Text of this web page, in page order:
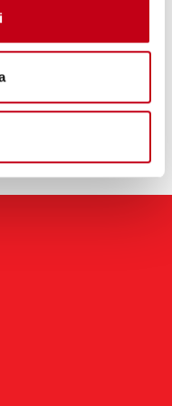
Muuramessa
myös yhtiön suurin